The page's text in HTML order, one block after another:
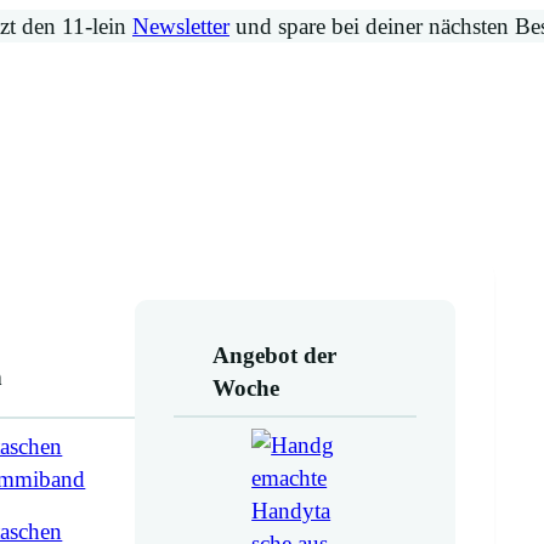
den 11-lein Newsletterund spare bei deiner nächsten
Angebot der
Woche